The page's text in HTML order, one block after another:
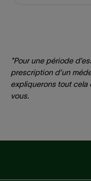
*Pour une période
prescription d’un
expliquerons tout cela
vous.